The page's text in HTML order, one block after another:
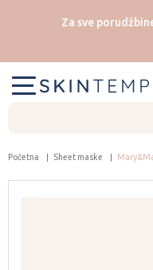
Za sve
Početna Sheet maske